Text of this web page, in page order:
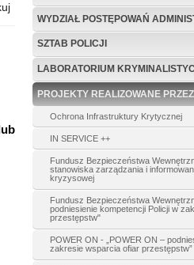
WYDZIAŁ POSTĘPOWAŃ
SZTAB POLICJI
LABORATORIUM
PROJEKTY REALIZOWANE
Ochrona Infrastruktury Krytycznej
IN SERVICE ++
Fundusz Bezpieczeństwa
stanowiska zarządzania i
kryzysowej
Fundusz Bezpieczeństwa
podniesienie kompetencji Policji w
przestępstw"
POWER ON - „POWER ON –
zakresie wsparcia ofiar przestępstw”